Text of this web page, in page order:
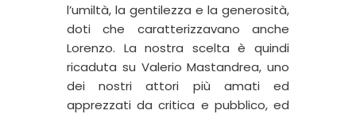
l’umiltà, la gentilezza e la generosità,
doti che caratterizzavano anche
Lorenzo. La nostra scelta è quindi
ricaduta su Valerio Mastandrea, uno
dei nostri attori più amati ed
apprezzati da critica e pubblico, ed